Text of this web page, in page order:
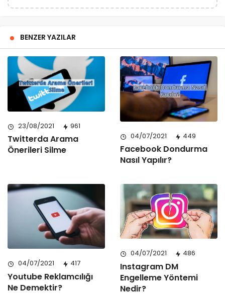
BENZER YAZILAR
23/08/2021 961
Twitterda Arama
Önerileri Silme
04/07/2021 449
Facebook Dondurma
Nasıl Yapılır?
04/07/2021 417
Youtube Reklamcılığı
Ne Demektir?
04/07/2021 486
Instagram DM
Engelleme Yöntemi
Nedir?